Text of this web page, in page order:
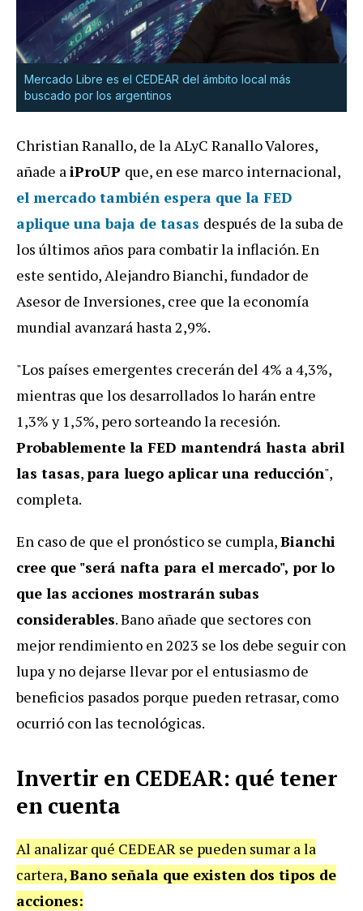
Mercado Libre es el CEDEAR del ámbito local más
buscado por los argentinos
Christian Ranallo, de la ALyC Ranallo Valores,
añade a iProUP que, en ese marco internacional,
el mercado también espera que la FED
aplique una baja de tasas después de la suba de
los últimos años para combatir la inflación. En
este sentido, Alejandro Bianchi, fundador de
Asesor de Inversiones, cree que la economía
mundial avanzará hasta 2,9%.
"Los países emergentes crecerán del 4% a 4,3%,
mientras que los desarrollados lo harán entre
1,3% y 1,5%, pero sorteando la recesión.
Probablemente la FED mantendrá hasta abril
las tasas,para luego aplicar una reducción",
completa.
En caso de que el pronóstico se cumpla,Bianchi
cree que "será nafta para el mercado", por lo
que las acciones mostrarán subas
considerables. Bano añade que sectores con
mejor rendimiento en 2023 se los debe seguir con
lupa y no dejarse llevar por el entusiasmo de
beneficios pasados porque pueden retrasar, como
ocurrió con las tecnológicas.
Invertir en CEDEAR: qué tener
en cuenta
Al analizar qué CEDEAR se pueden sumar a la
cartera,Bano señala que existen dos tipos de
acciones: